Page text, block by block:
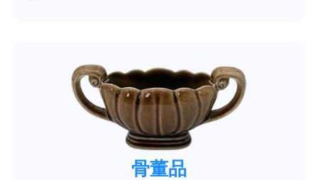
骨董品